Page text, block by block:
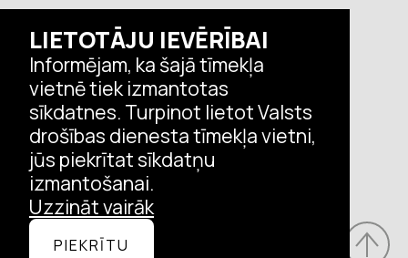
LIETOTĀJU IEVĒRĪBAI
Informējam, ka šajā tīmekļa
vietnē tiek izmantotas
sīkdatnes. Turpinot lietot Valsts
drošības dienesta tīmekļa vietni,
jūs piekrītat sīkdatņu
izmantošanai.
Uzzināt vairāk
PIEKRĪTU
© Valsts drošības dienests, 2026.
Visas tiesības aizsargātas.
KONTAKTI
Seko VDD aktualitātēm